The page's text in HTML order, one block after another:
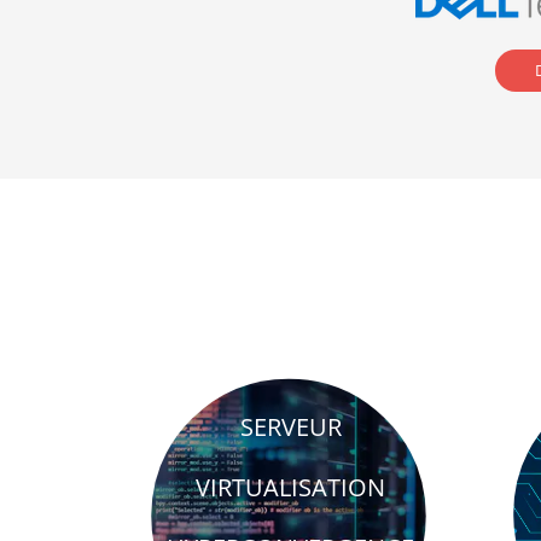
SERVEUR
VIRTUALISATION